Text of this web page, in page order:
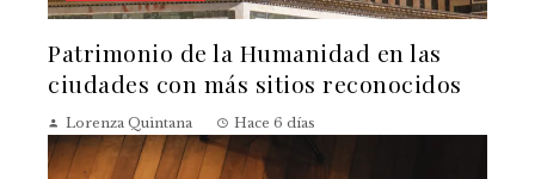
Patrimonio de la Humanidad en las
ciudades con más sitios reconocidos
Lorenza Quintana Hace 6 días